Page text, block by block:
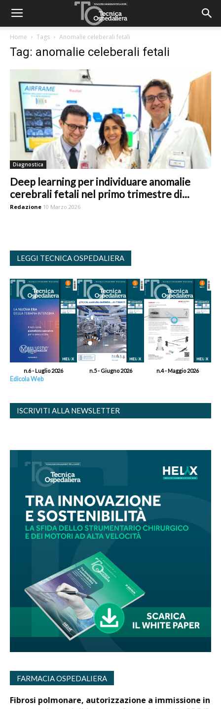
Home Tags Anomalie celeberali fetali
Tag: anomalie celeberali fetali
Diagnostica
Deep learning per individuare anomalie
cerebrali fetali nel primo trimestre di...
Redazione 10 Marzo 2026
LEGGI TECNICA OSPEDALIERA
n.6 - Luglio 2026 n.5 - Giugno 2026 n.4 - Maggio 2026
Edicola Web
ISCRIVITI ALLA NEWSLETTER
FARMACIA OSPEDALIERA
Fibrosi polmonare, autorizzazione a immissione in